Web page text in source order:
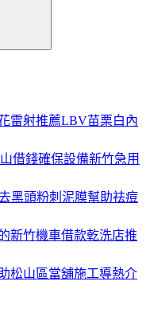
雷射推薦LBV苗栗白內
借錢確保設備新竹急用
黑頭粉刺泥膜幫助祛痘
新竹機車借款乾洗店推
松山區當舖施工導熱介